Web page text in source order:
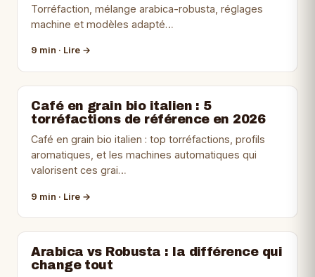
Torréfaction, mélange arabica-robusta, réglages
machine et modèles adapté…
9 min · Lire →
Café en grain bio italien : 5
torréfactions de référence en 2026
Café en grain bio italien : top torréfactions, profils
aromatiques, et les machines automatiques qui
valorisent ces grai…
9 min · Lire →
Arabica vs Robusta : la différence qui
change tout